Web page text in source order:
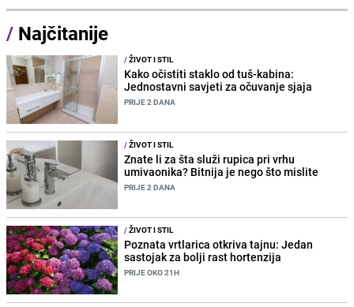
/ Najčitanije
/ŽIVOT I STIL
Kako očistiti staklo od tuš-kabina:
Jednostavni savjeti za očuvanje sjaja
PRIJE 2 DANA
/ŽIVOT I STIL
Znate li za šta služi rupica pri vrhu
umivaonika? Bitnija je nego što mislite
PRIJE 2 DANA
/ŽIVOT I STIL
Poznata vrtlarica otkriva tajnu: Jedan
sastojak za bolji rast hortenzija
PRIJE OKO 21H